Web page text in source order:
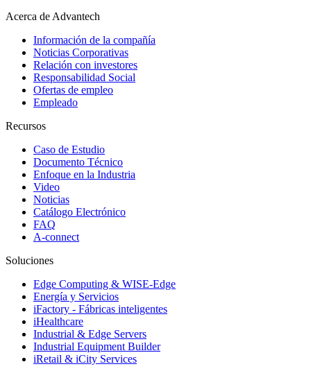
Acerca de Advantech
Información de la compañía
Noticias Corporativas
Relación con investores
Responsabilidad Social
Ofertas de empleo
Empleado
Recursos
Caso de Estudio
Documento Técnico
Enfoque en la Industria
Video
Noticias
Catálogo Electrónico
FAQ
A-connect
Soluciones
Edge Computing & WISE-Edge
Energía y Servicios
iFactory - Fábricas inteligentes
iHealthcare
Industrial & Edge Servers
Industrial Equipment Builder
iRetail & iCity Services